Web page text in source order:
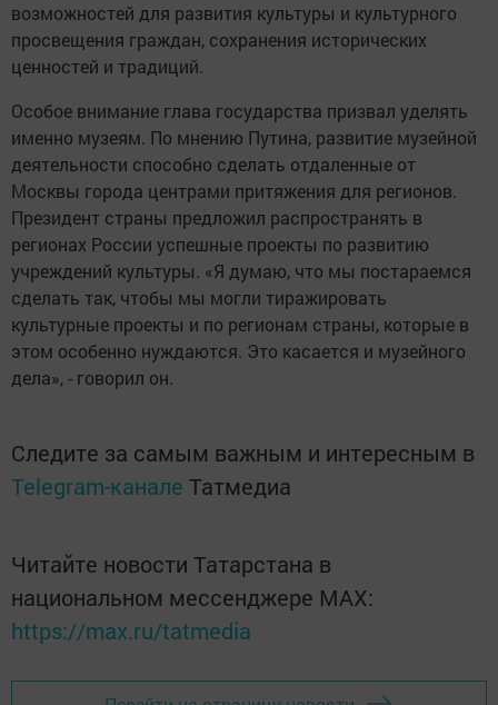
возможностей для развития культуры и культурного
просвещения граждан, сохранения исторических
ценностей и традиций.
Особое внимание глава государства призвал уделять
именно музеям. По мнению Путина, развитие музейной
деятельности способно сделать отдаленные от
Москвы города центрами притяжения для регионов.
Президент страны предложил распространять в
регионах России успешные проекты по развитию
учреждений культуры. «Я думаю, что мы постараемся
сделать так, чтобы мы могли тиражировать
культурные проекты и по регионам страны, которые в
этом особенно нуждаются. Это касается и музейного
дела», - говорил он.
Следите за самым важным и интересным в
Telegram-канале Татмедиа
Читайте новости Татарстана в
национальном мессенджере MАХ:
https://max.ru/tatmedia